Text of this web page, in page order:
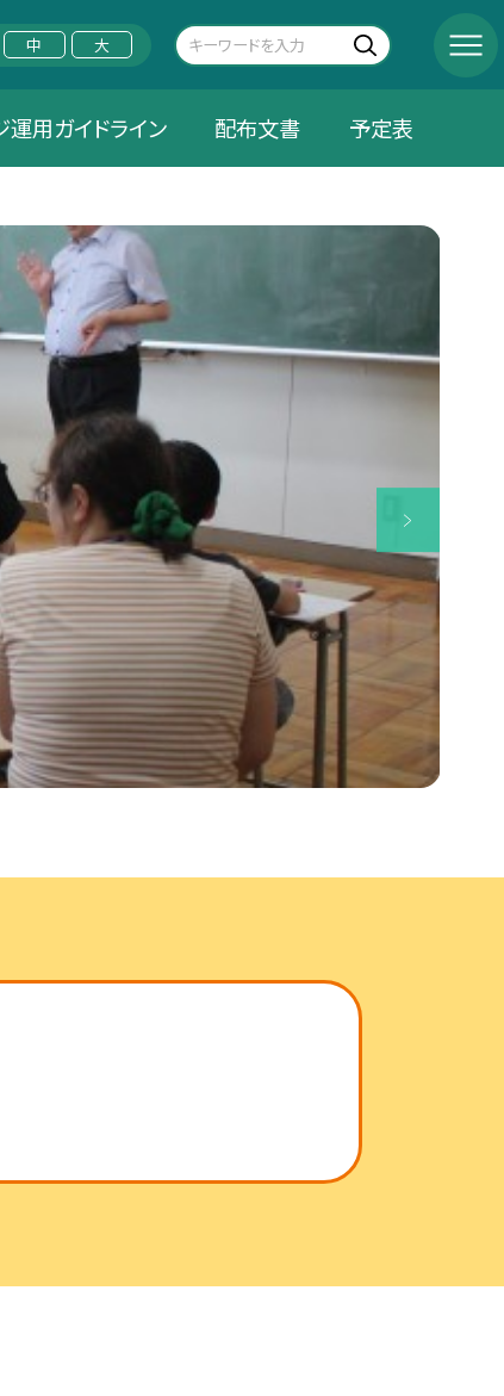
中 大
用ガイドライン 配布文書 予定表